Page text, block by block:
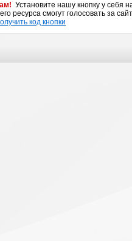
Установите нашу кнопку у себя
ресурса смогут голосовать за
код кнопки